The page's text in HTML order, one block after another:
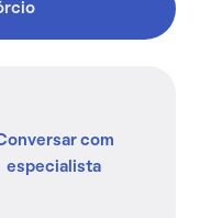
com
especialista